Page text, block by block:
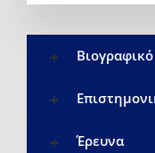
Έρευνα